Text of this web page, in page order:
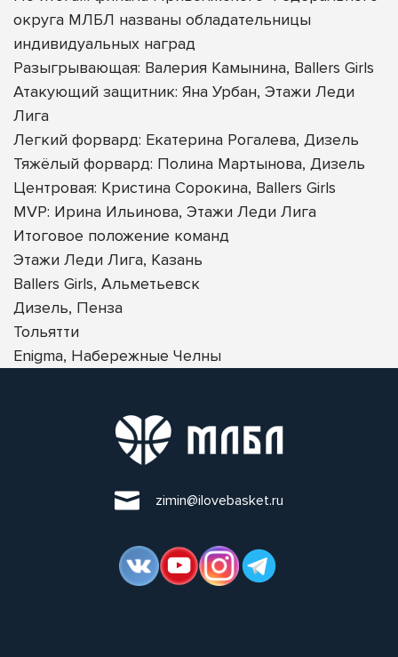
округа МЛБЛ названы обладательницы
индивидуальных наград
Разыгрывающая: Валерия Камынина, Ballers Girls
Атакующий защитник: Яна Урбан, Этажи Леди
Лига
Легкий форвард: Екатерина Рогалева, Дизель
Тяжёлый форвард: Полина Мартынова, Дизель
Центровая: Кристина Сорокина, Ballers Girls
MVP: Ирина Ильинова, Этажи Леди Лига
Итоговое положение команд
Этажи Леди Лига, Казань
Ballers Girls, Альметьевск
Дизель, Пенза
Тольятти
Enigma, Набережные Челны
zimin@ilovebasket.ru